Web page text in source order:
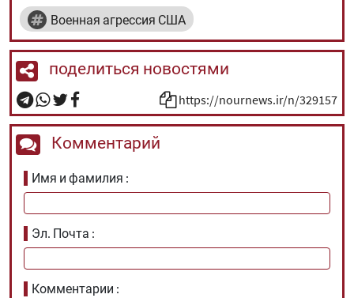
Военная агрессия США
поделиться новостями
https://nournews.ir/n/329157
Комментарий
Имя и фамилия
Эл. Почта
Комментарии